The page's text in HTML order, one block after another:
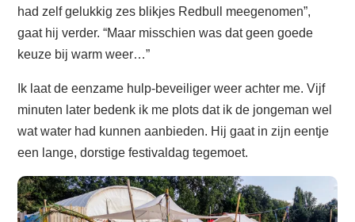
had zelf gelukkig zes blikjes Redbull meegenomen”,
gaat hij verder. “Maar misschien was dat geen goede
keuze bij warm weer…”
Ik laat de eenzame hulp-beveiliger weer achter me. Vijf
minuten later bedenk ik me plots dat ik de jongeman wel
wat water had kunnen aanbieden. Hij gaat in zijn eentje
een lange, dorstige festivaldag tegemoet.